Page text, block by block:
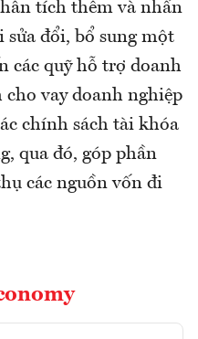
tích thêm và nhấn
sửa đổi, bổ sung một
các quỹ hỗ trợ doanh
vay doanh nghiệp
chính sách tài khóa
qua đó, góp phần
các nguồn vốn đi